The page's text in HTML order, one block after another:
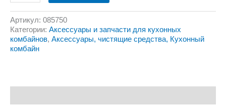
Артикул: 085750
Категории: Аксессуары и запчасти для кухонных
комбайнов, Аксессуары, чистящие средства, Кухонный
комбайн